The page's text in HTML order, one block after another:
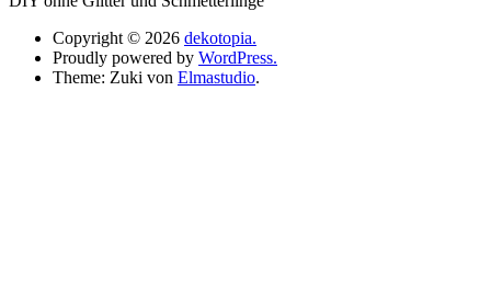
Copyright © 2026 dekotopia.
Proudly powered by WordPress.
Theme: Zuki von Elmastudio.